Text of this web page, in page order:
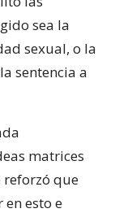
sea la
sexual, o la
sentencia a
matrices
reforzó que
esto e